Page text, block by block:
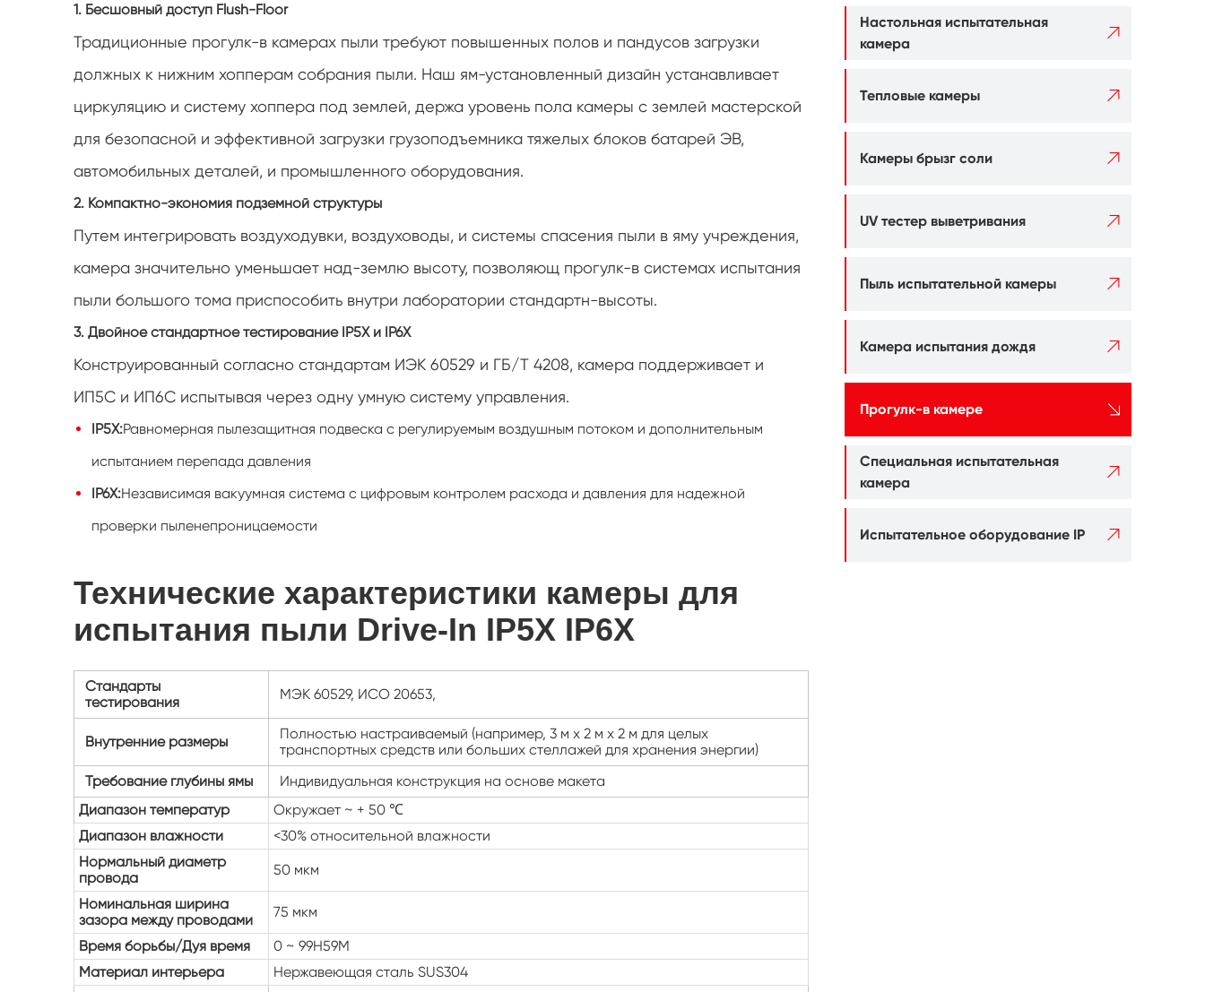
Фотоэлектрическая климатическая камера
Промышленная печь для аккумуляторов
Камера стабильности теста вызревания
гидролиза
камеры влажности
Камера термического злоупотребления
Постоянная температура и влажность
испытательной камеры
Приборы для тестирования PV-панелей
Влажная тепловая камера
Камера для испытаний на деградацию
фотоэлектрических элементов
Камера температуры
1. Бесшовный доступ Flush-Floor
Традиционные прогулк-в камерах пыли требуют повышенных полов и пандусов загрузки
должных к нижним хопперам собрания пыли. Наш ям-установленный дизайн устанавливает
циркуляцию и систему хоппера под землей, держа уровень пола камеры с землей мастерской
для безопасной и эффективной загрузки грузоподъемника тяжелых блоков батарей ЭВ,
автомобильных деталей, и промышленного оборудования.
2. Компактно-экономия подземной структуры
Путем интегрировать воздуходувки, воздуховоды, и системы спасения пыли в яму учреждения,
камера значительно уменьшает над-землю высоту, позволяющ прогулк-в системах испытания
пыли большого тома приспособить внутри лаборатории стандартн-высоты.
3. Двойное стандартное тестирование IP5X и IP6X
Конструированный согласно стандартам ИЭК 60529 и ГБ/Т 4208, камера поддерживает и
ИП5С и ИП6С испытывая через одну умную систему управления.
IP5X:Равномерная пылезащитная подвеска с регулируемым воздушным потоком и дополнительным
испытанием перепада давления
IP6X:Независимая вакуумная система с цифровым контролем расхода и давления для надежной
проверки пыленепроницаемости
Технические характеристики камеры для
испытания пыли Drive-In IP5X IP6X
Стандарты
тестирования
МЭК 60529, ИСО 20653,
Внутренние размеры
Полностью настраиваемый (например, 3 м x 2 м x 2 м для целых
транспортных средств или больших стеллажей для хранения энергии)
Требование глубины ямы
Индивидуальная конструкция на основе макета
Диапазон температур
Окружает ~ + 50 ℃
Диапазон влажности
<30% относительной влажности
Нормальный диаметр
провода
50 мкм
Номинальная ширина
зазора между проводами
75 мкм
Время борьбы/Дуя время
0 ~ 99H59M
Материал интерьера
Нержавеющая сталь SUS304
Настольная испытательная
камера

Тепловые камеры 
Камеры брызг соли 
UV тестер выветривания 
Пыль испытательной камеры 
Камера испытания дождя 
Прогулк-в камере 
Специальная испытательная
камера

Испытательное оборудование IP 